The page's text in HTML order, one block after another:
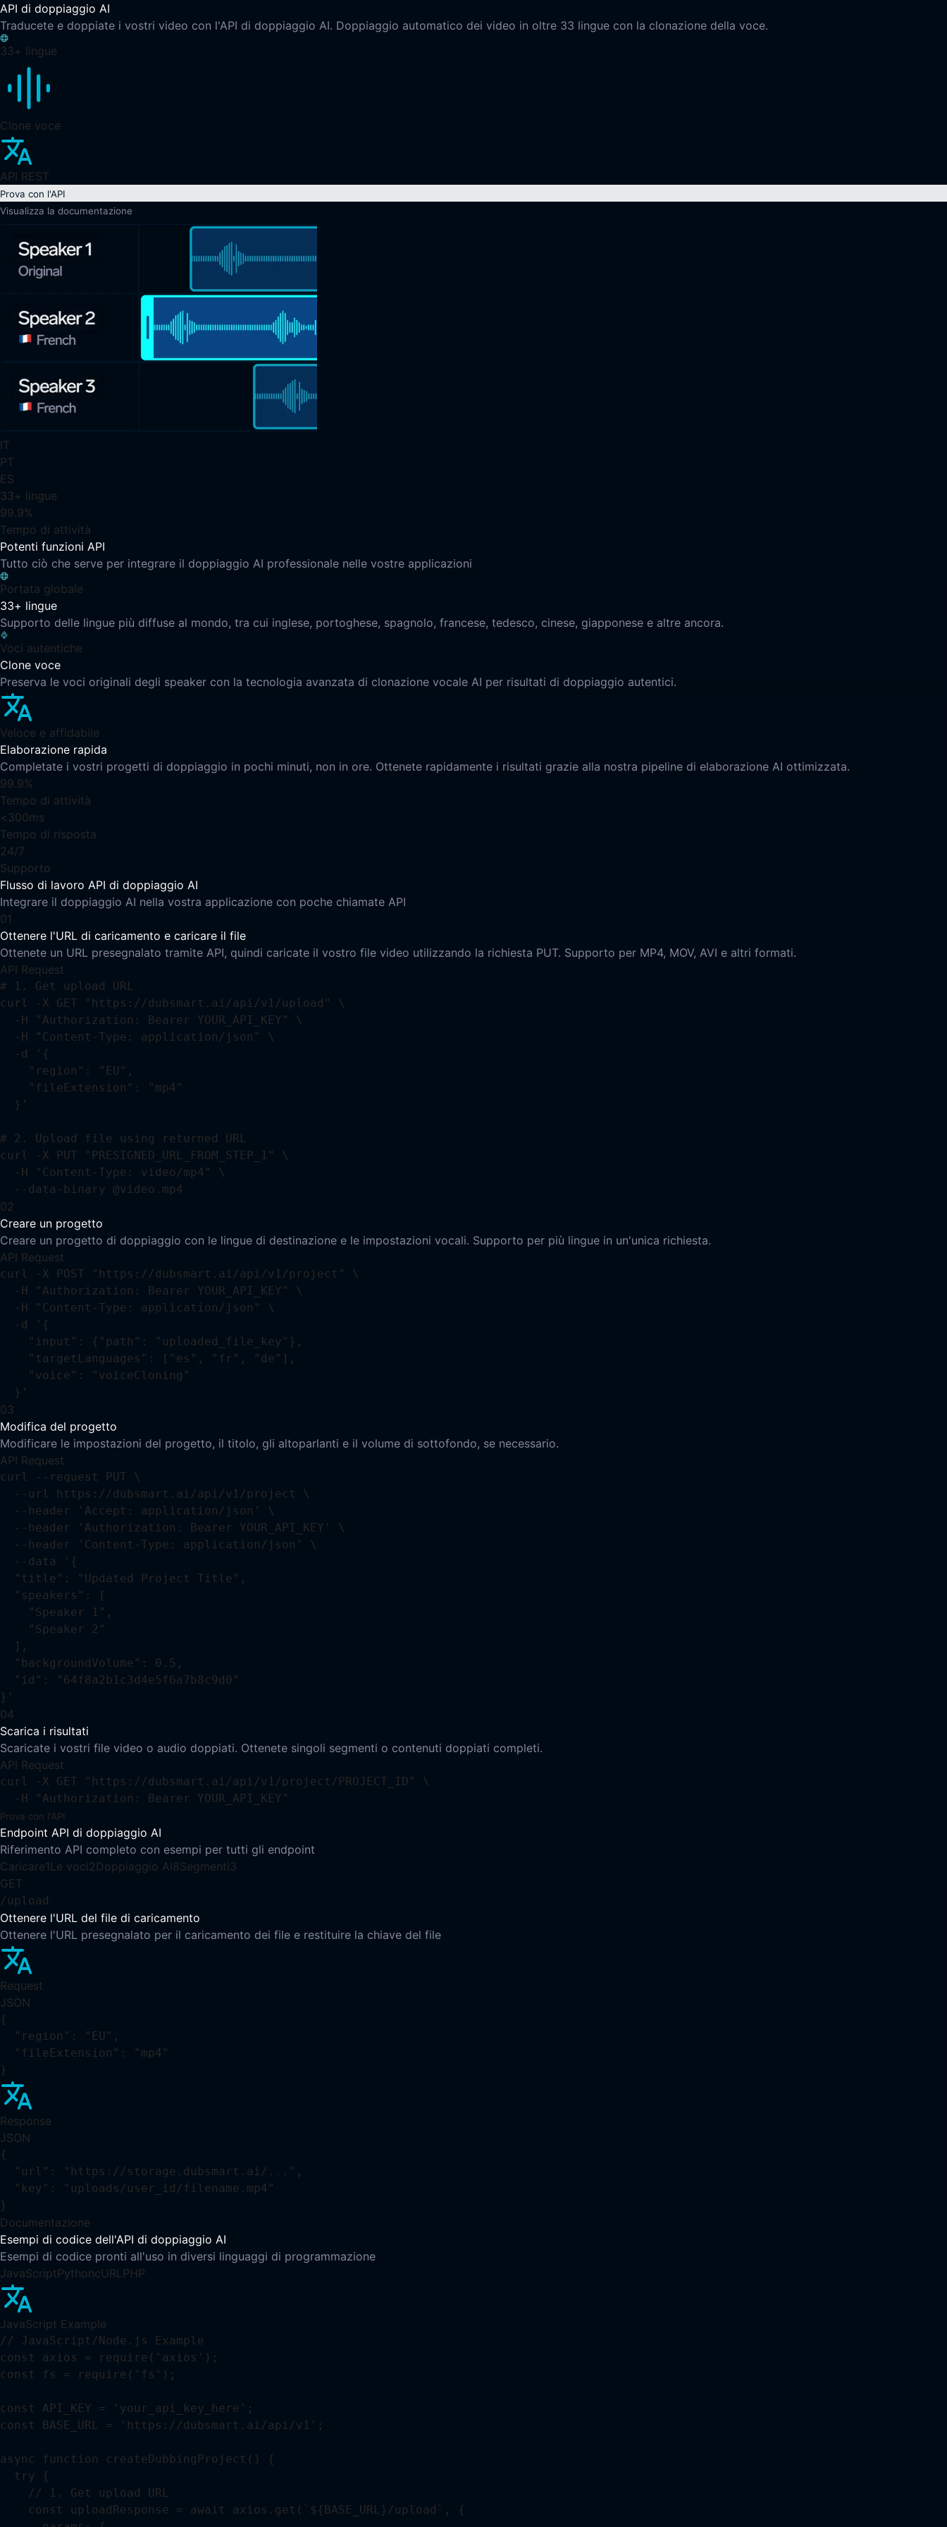
API di doppiaggio AI
Traducete e doppiate i vostri video con l'API di doppiaggio AI. Doppiaggio automatico dei video in oltre 33 lingue con la clonazione della voce.
33+ lingue
Clone voce
API REST
Prova con l'API
Visualizza la documentazione
IT
PT
ES
33+ lingue
99.9%
Tempo di attività
Potenti funzioni API
Tutto ciò che serve per integrare il doppiaggio AI professionale nelle vostre applicazioni
Portata globale
33+ lingue
Supporto delle lingue più diffuse al mondo, tra cui inglese, portoghese, spagnolo, francese, tedesco, cinese, giapponese e altre ancora.
Voci autentiche
Clone voce
Preserva le voci originali degli speaker con la tecnologia avanzata di clonazione vocale AI per risultati di doppiaggio autentici.
Veloce e affidabile
Elaborazione rapida
Completate i vostri progetti di doppiaggio in pochi minuti, non in ore. Ottenete rapidamente i risultati grazie alla nostra pipeline di elaborazione AI ottimizzata.
99.9%
Tempo di attività
<300ms
Tempo di risposta
24/7
Supporto
Flusso di lavoro API di doppiaggio AI
Integrare il doppiaggio AI nella vostra applicazione con poche chiamate API
01
Ottenere l'URL di caricamento e caricare il file
Ottenete un URL presegnalato tramite API, quindi caricate il vostro file video utilizzando la richiesta PUT. Supporto per MP4, MOV, AVI e altri formati.
API Request
# 1. Get upload URL
curl -X GET "https://dubsmart.ai/api/v1/upload" \
  -H "Authorization: Bearer YOUR_API_KEY" \
  -H "Content-Type: application/json" \
  -d '{
    "region": "EU",
    "fileExtension": "mp4"
  }'
# 2. Upload file using returned URL
curl -X PUT "PRESIGNED_URL_FROM_STEP_1" \
  -H "Content-Type: video/mp4" \
  --data-binary @video.mp4
02
Creare un progetto
Creare un progetto di doppiaggio con le lingue di destinazione e le impostazioni vocali. Supporto per più lingue in un'unica richiesta.
API Request
curl -X POST "https://dubsmart.ai/api/v1/project" \
  -H "Authorization: Bearer YOUR_API_KEY" \
  -H "Content-Type: application/json" \
  -d '{
    "input": {"path": "uploaded_file_key"},
    "targetLanguages": ["es", "fr", "de"],
    "voice": "voiceCloning"
  }'
03
Modifica del progetto
Modificare le impostazioni del progetto, il titolo, gli altoparlanti e il volume di sottofondo, se necessario.
API Request
curl --request PUT \
  --url https://dubsmart.ai/api/v1/project \
  --header 'Accept: application/json' \
  --header 'Authorization: Bearer YOUR_API_KEY' \
  --header 'Content-Type: application/json' \
  --data '{
  "title": "Updated Project Title",
  "speakers": [
    "Speaker 1",
    "Speaker 2"
  ],
  "backgroundVolume": 0.5,
  "id": "64f8a2b1c3d4e5f6a7b8c9d0"
}'
04
Scarica i risultati
Scaricate i vostri file video o audio doppiati. Ottenete singoli segmenti o contenuti doppiati completi.
API Request
curl -X GET "https://dubsmart.ai/api/v1/project/PROJECT_ID" \
  -H "Authorization: Bearer YOUR_API_KEY"
Prova con l'API
Endpoint API di doppiaggio AI
Riferimento API completo con esempi per tutti gli endpoint
Caricare1 Le voci 2 Doppiaggio AI8Segmenti3
GET
/upload
Ottenere l'URL del file di caricamento
Ottenere l'URL presegnalato per il caricamento dei file e restituire la chiave del file
Request
JSON
{
  "region": "EU",
  "fileExtension": "mp4"
}
Response
JSON
{
  "url": "https://storage.dubsmart.ai/...",
  "key": "uploads/user_id/filename.mp4"
}
Documentazione
Esempi di codice dell'API di doppiaggio AI
Esempi di codice pronti all'uso in diversi linguaggi di programmazione
JavaScriptPythoncURL PHP
JavaScript Example
// JavaScript/Node.js Example
const axios = require('axios');
const fs = require('fs');
const API_KEY = 'your_api_key_here';
const BASE_URL = 'https://dubsmart.ai/api/v1';
async function createDubbingProject() {
  try {
    // 1. Get upload URL
    const uploadResponse = await axios.get(`${BASE_URL}/upload`, {